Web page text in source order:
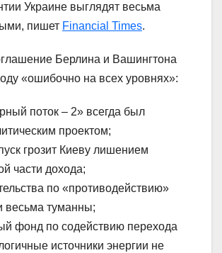
Украине выглядят весьма
пишет Financial Times.
Берлина и Вашингтона
«ошибочно на всех уровнях»:
поток – 2» всегда был
проектом;
грозит Киеву лишением
части дохода;
по «противодействию»
весьма туманны;
фонд по содействию перехода
источники энергии не